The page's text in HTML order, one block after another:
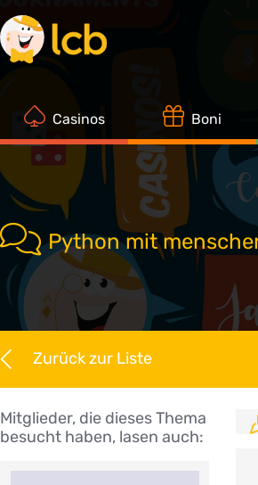
Casinos Boni
Python mit
Zurück zur Liste
Mitglieder, die dieses Thema
besucht haben, lasen auch: